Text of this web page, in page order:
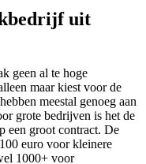
uit
geen al te hoge
maar kiest voor de
meestal genoeg aan
grote bedrijven is het de
een groot contract. De
euro voor kleinere
1000+ voor